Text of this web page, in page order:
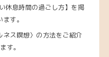
休息時間の過ごし方】を掲
す。
ネス瞑想〉の方法をご紹介
す。